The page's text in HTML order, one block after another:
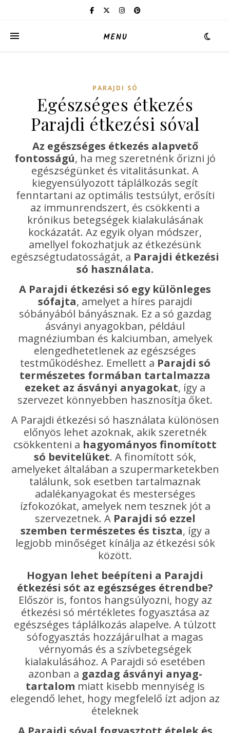
MENU
PARAJDI SÓ
Egészséges étkezés
Parajdi étkezési sóval
Az egészséges étkezés alapvető
fontosságú, ha meg szeretnénk őrizni jó
egészségünket és vitalitásunkat. A
kiegyensúlyozott táplálkozás segít
fenntartani az optimális testsúlyt, erősíti
az immunrendszert, és csökkenti a
krónikus betegségek kialakulásának
kockázatát. Az egyik olyan módszer,
amellyel fokozhatjuk az étkezésünk
egészségtudatosságát, a Parajdi étkezési
só használata.
A Parajdi étkezési só egy különleges
sófajta, amelyet a híres parajdi
sóbányából bányásznak. Ez a só gazdag
ásványi anyagokban, például
magnéziumban és kalciumban, amelyek
elengedhetetlenek az egészséges
testműködéshez. Emellett a Parajdi só
természetes formában tartalmazza
ezeket az ásványi anyagokat, így a
szervezet könnyebben hasznosítja őket.
A Parajdi étkezési só használata különösen
előnyös lehet azoknak, akik szeretnék
csökkenteni a hagyományos finomított
só bevitelüket. A finomított sók,
amelyeket általában a szupermarketekben
találunk, sok esetben tartalmaznak
adalékanyagokat és mesterséges
ízfokozókat, amelyek nem tesznek jót a
szervezetnek. A Parajdi só ezzel
szemben természetes és tiszta, így a
legjobb minőséget kínálja az étkezési sók
között.
Hogyan lehet beépíteni a Parajdi
étkezési sót az egészséges étrendbe?
Először is, fontos hangsúlyozni, hogy az
étkezési só mértékletes fogyasztása az
egészséges táplálkozás alapelve. A túlzott
sófogyasztás hozzájárulhat a magas
vérnyomás és a szívbetegségek
kialakulásához. A Parajdi só esetében
azonban a gazdag ásványi anyag-
tartalom miatt kisebb mennyiség is
elegendő lehet, hogy megfelelő ízt adjon az
ételeknek